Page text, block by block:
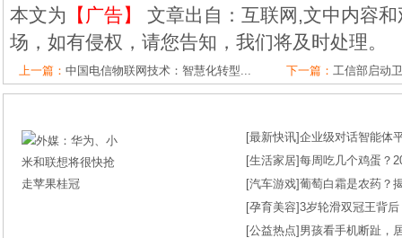
本文为 【广告】
文章出自：互联网,文中内容
场，如有侵权，请您告知，我们将及时处理。
上一篇： 中国电信物联网技术：智慧化转型... 下一篇： 工信部启动
[最新快讯]企业级对话智能体
[生活家居]每周吃几个鸡蛋？
[汽车游戏]葡萄白霜是农药？
[孕育美容]3岁轮滑双冠王背
[公益热点] 男孩看手机断趾，